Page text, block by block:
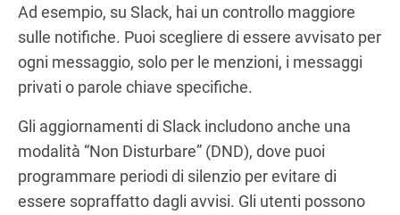
Ad esempio, su Slack, hai un controllo maggiore
sulle notifiche. Puoi scegliere di essere avvisato per
ogni messaggio, solo per le menzioni, i messaggi
privati o parole chiave specifiche.
Gli aggiornamenti di Slack includono anche una
modalità “Non Disturbare” (DND), dove puoi
programmare periodi di silenzio per evitare di
essere sopraffatto dagli avvisi. Gli utenti possono